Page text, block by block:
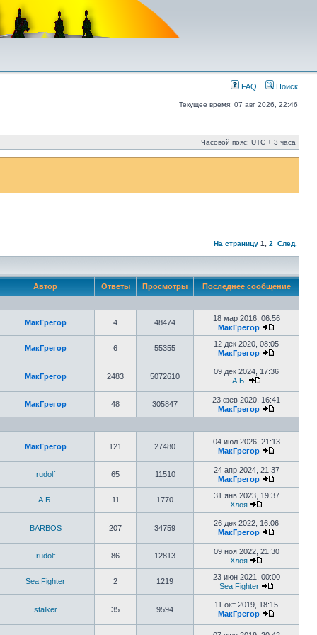
FAQ Поиск
Текущее время: 07 авг 2026, 22:46
Часовой пояс: UTC + 3 часа
На страницу 1 2 След.
Автор Ответы Просмотры Последнее сообщение
МакГрегор 4 48474
18 мар 2016, 06:56
МакГрегор
МакГрегор 6 55355
12 дек 2020, 08:05
МакГрегор
МакГрегор 2483 5072610
09 дек 2024, 17:36
А.Б.
МакГрегор 48 305847
23 фев 2020, 16:41
МакГрегор
МакГрегор 121 27480
04 июл 2026, 21:13
МакГрегор
rudolf 65 11510
24 апр 2024, 21:37
МакГрегор
А.Б. 11 1770
31 янв 2023, 19:37
Хлоя
BARBOS 207 34759
26 дек 2022, 16:06
МакГрегор
rudolf 86 12813
09 ноя 2022, 21:30
Хлоя
Sea Fighter 2 1219
23 июн 2021, 00:00
Sea Fighter
stalker 35 9594
11 окт 2019, 18:15
МакГрегор